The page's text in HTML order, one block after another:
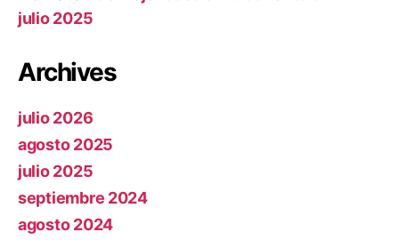
julio 2025
Archives
julio 2026
agosto 2025
julio 2025
septiembre 2024
agosto 2024